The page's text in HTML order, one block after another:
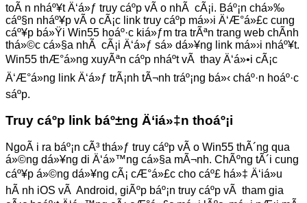
toÃ n nháº¥t Ä‘á»ƒ truy cáº­p vÃ o nhÃ cÃ¡i. Báº¡n chá»‰
cáº§n nháº¥p vÃ o cÃ¡c link truy cáº­p má»›i Ä‘Æ°á»£c cung
cáº¥p bá»Ÿi Win55 hoáº·c kiá»ƒm tra trÃªn trang web chÃ­nh
thá»©c cá»§a nhÃ cÃ¡i Ä‘á»ƒ sá»­ dá»¥ng link má»›i nháº¥t.
Win55 thÆ°á»ng xuyÃªn cáº­p nháº­t vÃ thay Ä‘á»•i cÃ¡c
Ä‘Æ°á»ng link Ä‘á»ƒ trÃ¡nh tÃ¬nh tráº¡ng bá»‹ cháº·n hoáº·c
sáº­p.
Truy cáº­p link báº±ng Ä‘iá»‡n thoáº¡i
NgoÃ i ra báº¡n cÃ³ thá»ƒ truy cáº­p vÃ o Win55 thÃ´ng qua
á»©ng dá»¥ng di Ä‘á»™ng cá»§a mÃ¬nh. ChÃºng tÃ´i cung
cáº¥p á»©ng dá»¥ng cÃ¡ cÆ°á»£c cho cáº£ há»‡ Ä‘iá»u
hÃ nh iOS vÃ Android, giÃºp báº¡n truy cáº­p vÃ tham gia